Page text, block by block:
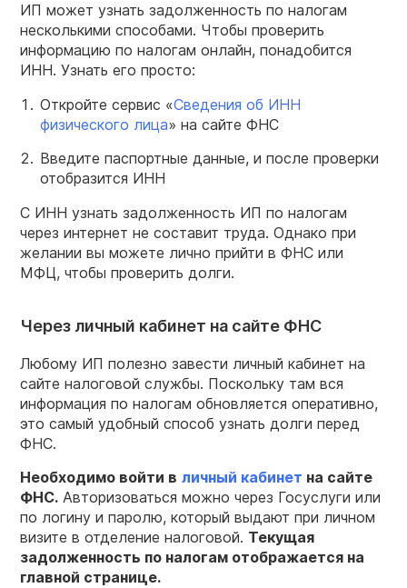
ИП может узнать задолженность по налогам
несколькими способами. Чтобы проверить
информацию по налогам онлайн, понадобится
ИНН. Узнать его просто:
Откройте сервис «Сведения об ИНН
физического лица» на сайте ФНС
Введите паспортные данные, и после проверки
отобразится ИНН
С ИНН узнать задолженность ИП по налогам
через интернет не составит труда. Однако при
желании вы можете лично прийти в ФНС или
МФЦ, чтобы проверить долги.
Через личный кабинет на сайте ФНС
Любому ИП полезно завести личный кабинет на
сайте налоговой службы. Поскольку там вся
информация по налогам обновляется оперативно,
это самый удобный способ узнать долги перед
ФНС.
Необходимо войти в личный кабинет на сайте
ФНС. Авторизоваться можно через Госуслуги или
по логину и паролю, который выдают при личном
визите в отделение налоговой. Текущая
задолженность по налогам отображается на
главной странице.